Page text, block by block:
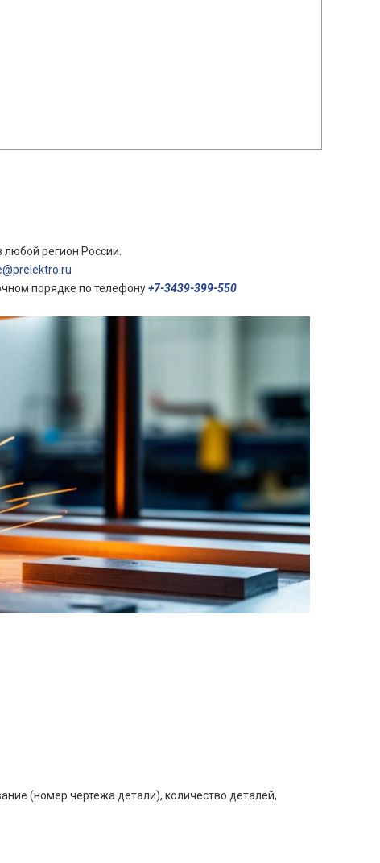
регион России.
порядке по телефону+7-3439-399-550
(номер чертежа детали), количество деталей,